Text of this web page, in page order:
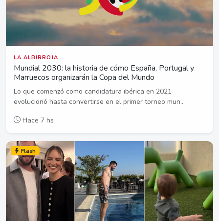
LA ALBIRROJA
Mundial 2030: la historia de cómo España, Portugal y
Marruecos organizarán la Copa del Mundo
Lo que comenzó como candidatura ibérica en 2021
evolucionó hasta convertirse en el primer torneo mun...
Hace 7 hs
Flash